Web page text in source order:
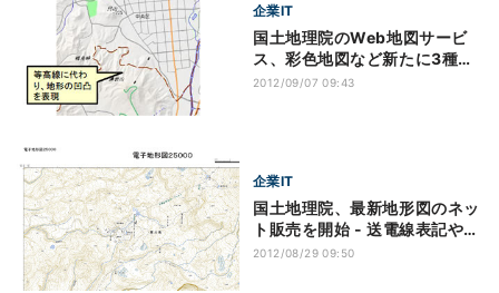
企業IT
国土地理院のWeb地図サービ
ス、彩色地図など新たに3種類
を試験公開
2012/09/07 09:43
企業IT
国土地理院、最新地形図のネッ
ト販売を開始 - 送電線表記や範
囲指定も可能
2012/08/29 09:50